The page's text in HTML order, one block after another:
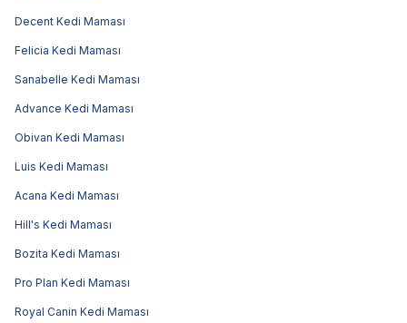
Decent Kedi Maması
Felicia Kedi Maması
Sanabelle Kedi Maması
Advance Kedi Maması
Obivan Kedi Maması
Luis Kedi Maması
Acana Kedi Maması
Hill's Kedi Maması
Bozita Kedi Maması
Pro Plan Kedi Maması
Royal Canin Kedi Maması